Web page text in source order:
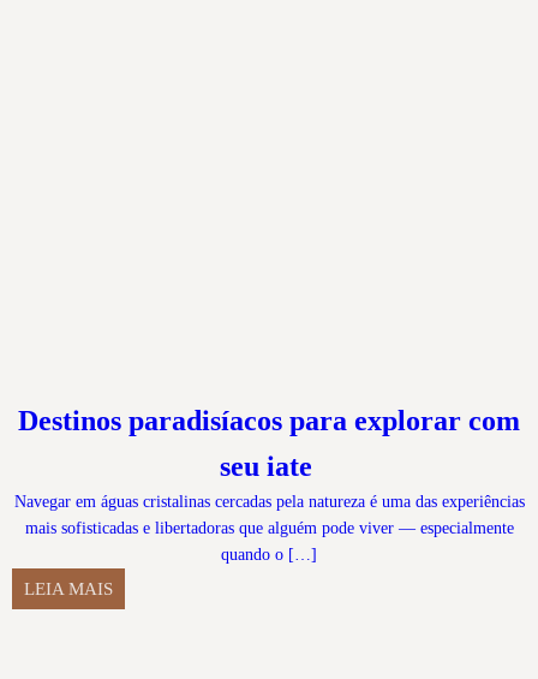
Destinos paradisíacos para explorar com
seu iate
Navegar em águas cristalinas cercadas pela natureza é uma das experiências
mais sofisticadas e libertadoras que alguém pode viver — especialmente
quando o […]
LEIA MAIS